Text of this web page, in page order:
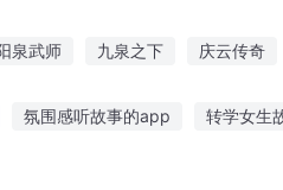
泉武师 九泉之下 庆云传奇
氛围感听故事的app 转学女生